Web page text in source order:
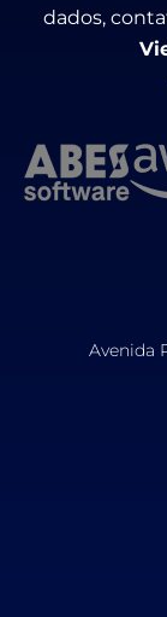
dados,
Avenida